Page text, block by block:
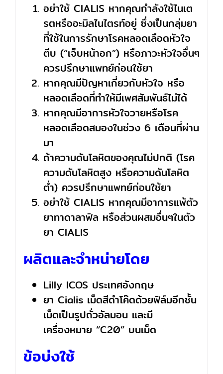
อย่าใช้ CIALIS หากคุณกำลังใช้ไนเต
รตหรืออะมิลไนไตรท์อยู่ ซึ่งเป็นกลุ่มยา
ที่ใช้ในการรักษาโรคหลอดเลือดหัวใจ
ตีบ (“เจ็บหน้าอก”) หรือภาวะหัวใจอื่นๆ
ควรปรึกษาแพทย์ก่อนใช้ยา
หากคุณมีปัญหาเกี่ยวกับหัวใจ หรือ
หลอดเลือดที่ทำให้มีเพศสัมพันธ์ไม่ได้
หากคุณมีอาการหัวใจวายหรือโรค
หลอดเลือดสมองในช่วง 6 เดือนที่ผ่าน
มา
ถ้าความดันโลหิตของคุณไม่ปกติ (โรค
ความดันโลหิตสูง หรือความดันโลหิต
ต่ำ) ควรปรึกษาแพทย์ก่อนใช้ยา
อย่าใช้ CIALIS หากคุณมีอาการแพ้ตัว
ยาทาดาลาฟิล หรือส่วนผสมอื่นๆในตัว
ยา CIALIS
ผลิตและจำหน่ายโดย
Lilly ICOS ประเทศอังกฤษ
ยา Cialis เม็ดสีดำโค๊ดด้วยฟิล์มอีกชั้น
เม็ดเป็นรูปถั่วอัลมอน และมี
เครื่องหมาย “C20” บนเม็ด
ข้อบ่งใช้